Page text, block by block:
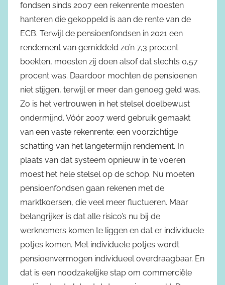
fondsen sinds 2007 een rekenrente moesten
hanteren die gekoppeld is aan de rente van de
ECB. Terwijl de pensioenfondsen in 2021 een
rendement van gemiddeld zo’n 7,3 procent
boekten, moesten zij doen alsof dat slechts 0,57
procent was. Daardoor mochten de pensioenen
niet stijgen, terwijl er meer dan genoeg geld was.
Zo is het vertrouwen in het stelsel doelbewust
ondermijnd. Vóór 2007 werd gebruik gemaakt
van een vaste rekenrente: een voorzichtige
schatting van het langetermijn rendement. In
plaats van dat systeem opnieuw in te voeren
moest het hele stelsel op de schop. Nu moeten
pensioenfondsen gaan rekenen met de
marktkoersen, die veel meer fluctueren. Maar
belangrijker is dat alle risico’s nu bij de
werknemers komen te liggen en dat er individuele
potjes komen. Met individuele potjes wordt
pensioenvermogen individueel overdraagbaar. En
dat is een noodzakelijke stap om commerciële